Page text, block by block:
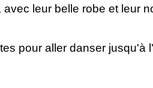
leur belle robe et leur
pour aller danser jusqu'à